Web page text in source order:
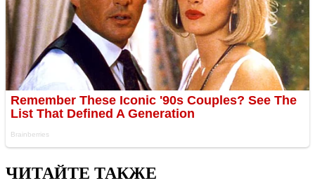
ЧИТАЙТЕ ТАКЖЕ